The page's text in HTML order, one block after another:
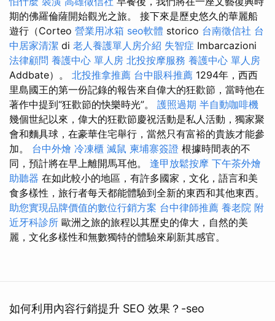
期的佛羅倫薩開始觀光之旅。 接下來是歷史悠久的華麗船
遊行（Corteo 營業用冰箱 seo軟體 storico 台南徵信社 台
中居家清潔 di 老人養護單人房介紹 失智症 Imbarcazioni
法律顧問 養護中心 單人房 北投按摩服務 養護中心 單人房
Addbate）。 北投推拿推薦 台中眼科推薦 1294年，西西
里島國王的第一份記錄的報告來自偉大的狂歡節，當時他在
著作中提到“狂歡節的快樂時光”。 護照過期 半自動咖啡機
幾個世紀以來，偉大的狂歡節慶祝活動是私人活動，獨家聚
會和麵具球，在豪華住宅舉行，當然只有富裕的貴族才能參
加。 台中外燴 冷凍櫃 滅鼠 柬埔寨簽證 根據時間表的不
同，預計將在早上離開馬耳他。 逢甲放鬆按摩 下午茶外燴
助聽器 在如此較小的地區，有許多國家，文化，語言和美
食多樣性，旅行者每天都能體驗到全新的東西和其他東西。
助您實現品牌價值的數位行銷方案 台中律師推薦 養老院 附
近牙科診所 歐洲之旅的旅程以其歷史的偉大，自然的美
麗，文化多樣性和無數獨特的體驗來刷新其感官。
如何利用內容行銷提升 SEO 效果？-seo